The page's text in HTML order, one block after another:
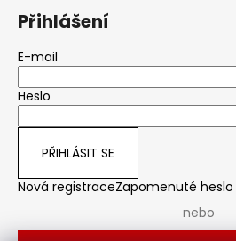
Přihlášení
E-mail
Heslo
PŘIHLÁSIT SE
Nová registraceZapomenuté heslo
nebo